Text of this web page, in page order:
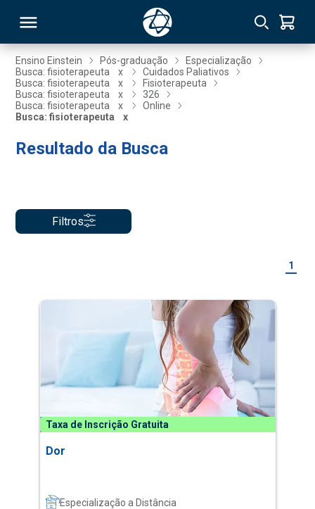
Ensino Einstein Pós-graduação
Especialização
Busca: fisioterapeuta
x
Cuidados Paliativos
Busca: fisioterapeuta
x
Fisioterapeuta
Busca: fisioterapeuta
x
326
Busca: fisioterapeuta
x
Online
Busca: fisioterapeuta
x
Resultado da Busca
Filtros
1
Taxa de Inscrição Gratuita
Dor
Especialização a Distância